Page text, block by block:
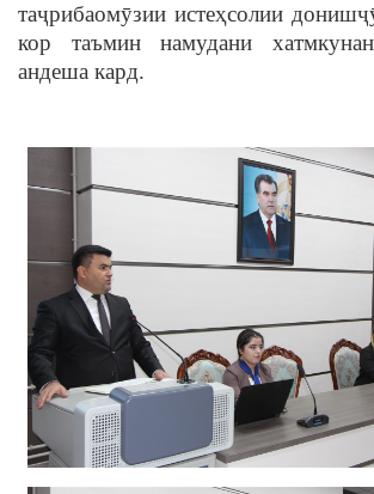
таҷрибаомӯзии истеҳсолии
кор таъмин намудани
андеша кард.